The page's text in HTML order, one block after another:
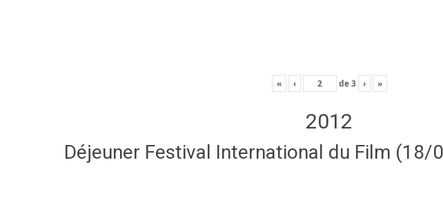
« ‹ de3 › »
2012
Déjeuner Festival International du Film (18/